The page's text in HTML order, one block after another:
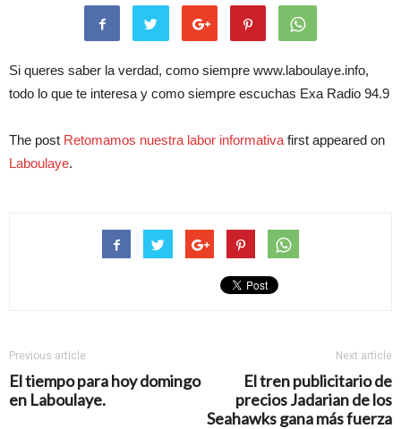
Si queres saber la verdad, como siempre www.laboulaye.info,
todo lo que te interesa y como siempre escuchas Exa Radio 94.9
The post Retomamos nuestra labor informativa first appeared on
Laboulaye.
Previous article
El tiempo para hoy domingo
en Laboulaye.
Next article
El tren publicitario de
precios Jadarian de los
Seahawks gana más fuerza